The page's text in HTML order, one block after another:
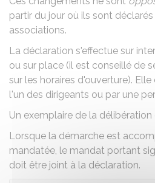
partir du jour où ils sont
associations.
La déclaration s'effectue sur
ou sur place (il est conseillé de
sur les horaires d'ouverture).
l'un des dirigeants ou par une
Un exemplaire de la
Lorsque la démarche est
mandatée, le mandat portant
doit être joint à la déclaration.